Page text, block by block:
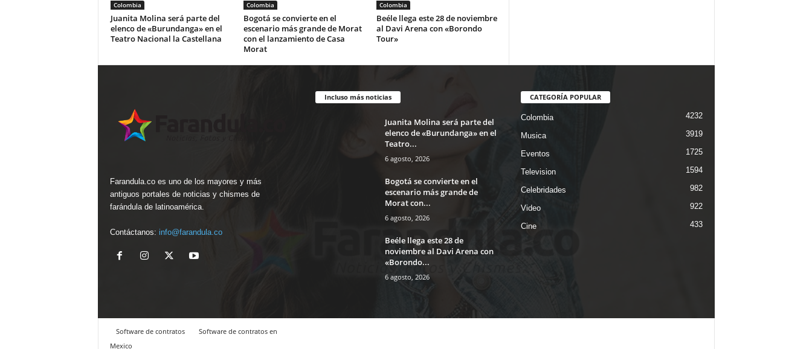
Colombia
Juanita Molina será parte del
elenco de «Burundanga» en el
Teatro Nacional la Castellana
Colombia
Bogotá se convierte en el
escenario más grande de Morat
con el lanzamiento de Casa
Morat
Colombia
Beéle llega este 28 de noviembre
al Davi Arena con «Borondo
Tour»
Farandula.co es uno de los mayores y más
antiguos portales de noticias y chismes de
farándula de latinoamérica.
Contáctanos: info@farandula.co
Incluso más noticias
Juanita Molina será parte del
elenco de «Burundanga» en el
Teatro...
6 agosto, 2026
Bogotá se convierte en el
escenario más grande de
Morat con...
6 agosto, 2026
Beéle llega este 28 de
noviembre al Davi Arena con
«Borondo...
6 agosto, 2026
CATEGORÍA POPULAR
Colombia 4232
Musica 3919
Eventos 1725
Television 1594
Celebridades 982
Video 922
Cine 433
Software de contratos
Software de contratos en
Mexico